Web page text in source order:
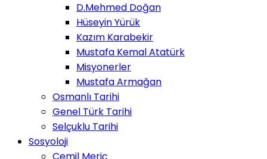
D.Mehmed Doğan
Hüseyin Yürük
Kazım Karabekir
Mustafa Kemal Atatürk
Misyonerler
Mustafa Armağan
Osmanlı Tarihi
Genel Türk Tarihi
Selçuklu Tarihi
Sosyoloji